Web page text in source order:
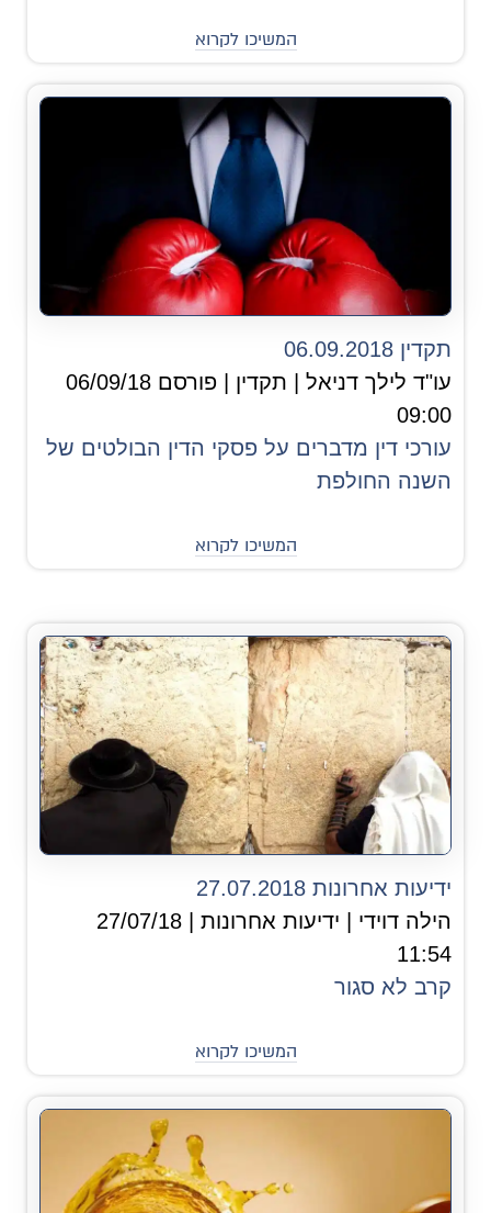
המשיכו לקרוא
תקדין 06.09.2018
עו"ד לילך דניאל | תקדין | פורסם 06/09/18
09:00
עורכי דין מדברים על פסקי הדין הבולטים של
השנה החולפת
המשיכו לקרוא
ידיעות אחרונות 27.07.2018
הילה דוידי | ידיעות אחרונות | 27/07/18
11:54
קרב לא סגור
המשיכו לקרוא